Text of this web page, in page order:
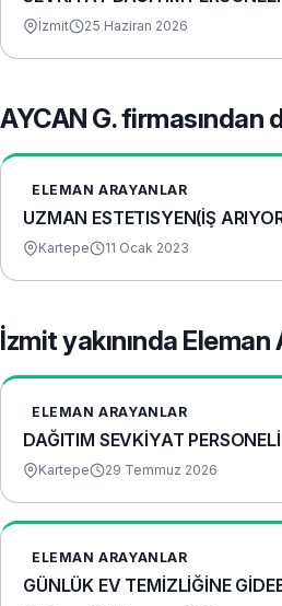
İzmit 25 Haziran 2026
AYCAN G. firmasından
ELEMAN ARAYANLAR
UZMAN ESTETISYEN(İŞ
Kartepe 11 Ocak 2023
İzmit yakınında
ELEMAN ARAYANLAR
DAĞITIM SEVKİYAT PERSONELİ
Kartepe 29 Temmuz 2026
ELEMAN ARAYANLAR
GÜNLÜK EV TEMİZLİĞİNE